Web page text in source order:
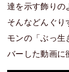
達を示す飾りの
そんなどんぐ
モンの「ぶっ生
バーした動画に